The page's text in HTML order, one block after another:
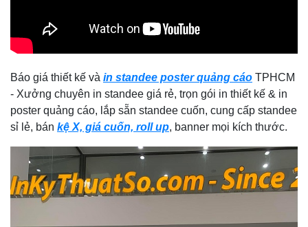
Báo giá thiết kế và in standee poster quảng cáo TPHCM
- Xưởng chuyên in standee giá rẻ, trọn gói in thiết kế & in
poster quảng cáo, lắp sẵn standee cuốn, cung cấp standee
sỉ lẻ, bán kệ X, giá cuốn, roll up, banner mọi kích thước.